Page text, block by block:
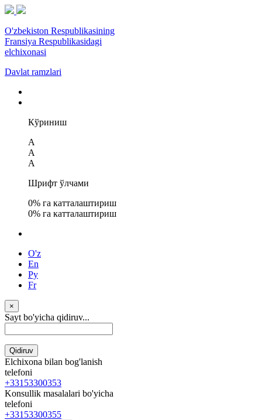
O'zbekiston Respublikasining
Fransiya Respublikasidagi
elchixonasi
Davlat ramzlari
Кўриниш
A
A
A
Шрифт ўлчами
0% га катталаштириш
0% га катталаштириш
O'z
En
Ру
Fr
×
Sayt bo'yicha qidiruv...
Qidiruv
Elchixona bilan bog'lanish
telefoni
+33153300353
Konsullik masalalari bo'yicha
telefoni
+33153300355